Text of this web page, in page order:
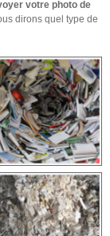
votre photo de
dirons quel type de